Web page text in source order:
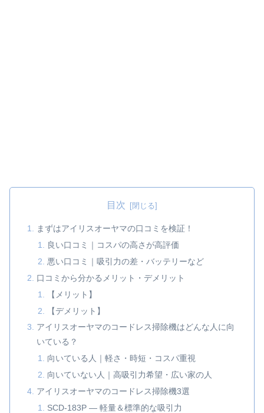
目次
まずはアイリスオーヤマの口コミを検証！
良い口コミ｜コスパの高さが高評価
悪い口コミ｜吸引力の差・バッテリーなど
口コミから分かるメリット・デメリット
【メリット】
【デメリット】
アイリスオーヤマのコードレス掃除機はどんな人に向
いている？
向いている人｜軽さ・時短・コスパ重視
向いていない人｜高吸引力希望・広い家の人
アイリスオーヤマのコードレス掃除機3選
SCD-183P — 軽量＆標準的な吸引力